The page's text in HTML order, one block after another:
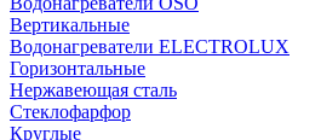
Вертикальные
Водонагреватели ELECTROLUX
Горизонтальные
Нержавеющая сталь
Стеклофарфор
Круглые